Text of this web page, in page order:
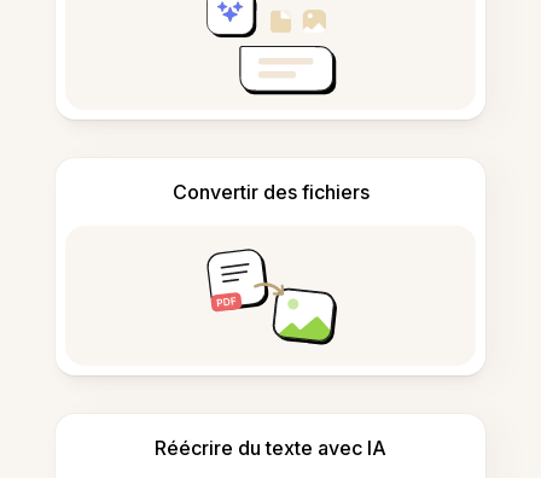
Convertir des fichiers
Réécrire du texte avec IA